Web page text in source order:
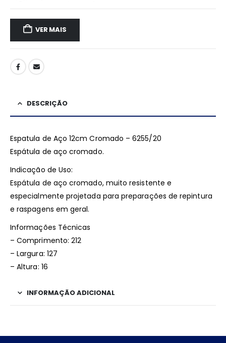
VER MAIS
DESCRIÇÃO
Espatula de Aço 12cm Cromado – 6255/20
Espátula de aço cromado.
Indicação de Uso:
Espátula de aço cromado, muito resistente e
especialmente projetada para preparações de repintura
e raspagens em geral.
Informações Técnicas
– Comprimento: 212
– Largura: 127
– Altura: 16
INFORMAÇÃO ADICIONAL